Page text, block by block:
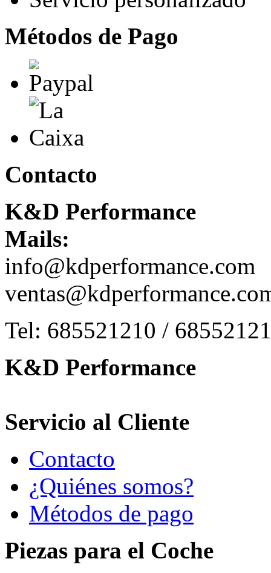
Métodos de Pago
Contacto
K&D Performance
Mails:
info@kdperformance.com
Tel: 685521210 /
K&D Performance
Servicio al Cliente
Contacto
¿Quiénes somos?
Métodos de pago
Piezas para el Coche